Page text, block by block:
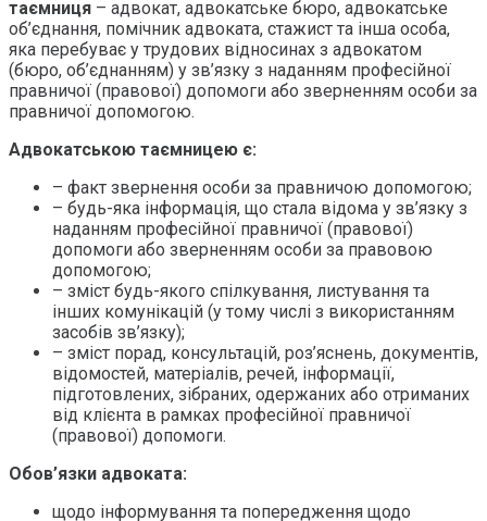
таємниця – адвокат, адвокатське бюро, адвокатське
об’єднання, помічник адвоката, стажист та інша особа,
яка перебуває у трудових відносинах з адвокатом
(бюро, об’єднанням) у зв’язку з наданням професійної
правничої (правової) допомоги або зверненням особи за
правничої допомогою.
Адвокатською таємницею є:
– факт звернення особи за правничою допомогою;
– будь-яка інформація, що стала відома у зв’язку з
наданням професійної правничої (правової)
допомоги або зверненням особи за правовою
допомогою;
– зміст будь-якого спілкування, листування та
інших комунікацій (у тому числі з використанням
засобів зв’язку);
– зміст порад, консультацій, роз’яснень, документів,
відомостей, матеріалів, речей, інформації,
підготовлених, зібраних, одержаних або отриманих
від клієнта в рамках професійної правничої
(правової) допомоги.
Обов’язки адвоката:
щодо інформування та попередження щодо